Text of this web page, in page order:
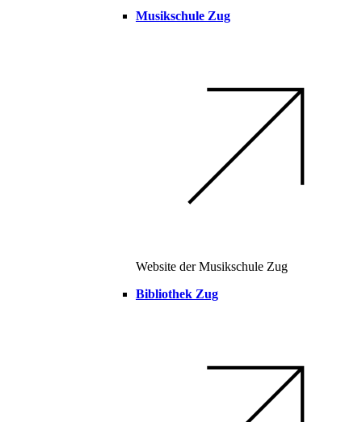
Musikschule Zug
Website der Musikschule Zug
Bibliothek Zug